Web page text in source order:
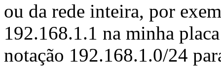
ou da rede inteira, por
192.168.1.1 na minha
notação 192.168.1.0/24